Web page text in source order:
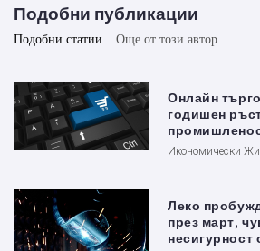
Подобни публикации
Подобни статии Още от този автор
Онлайн
годишен
Икономически
Леко
през март,
несигурност